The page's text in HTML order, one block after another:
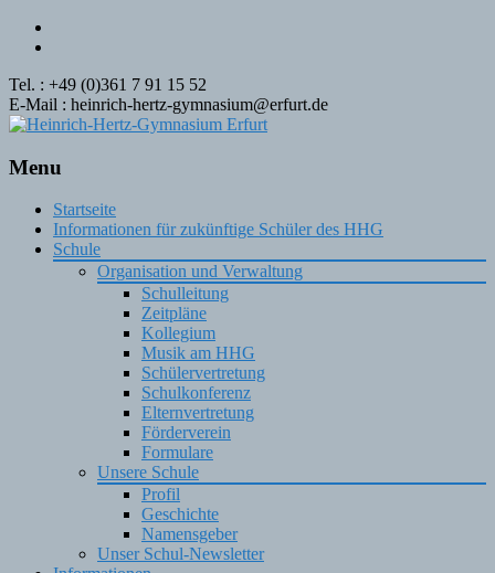
Tel. : +49 (0)361 7 91 15 52
E-Mail : heinrich-hertz-gymnasium@erfurt.de
Menu
Skip
content
Startseite
Informationen für zukünftige Schüler des HHG
Schule
Organisation und Verwaltung
Schulleitung
Zeitpläne
Kollegium
Musik am HHG
Schülervertretung
Schulkonferenz
Elternvertretung
Förderverein
Formulare
Unsere Schule
Profil
Geschichte
Namensgeber
Unser Schul-Newsletter